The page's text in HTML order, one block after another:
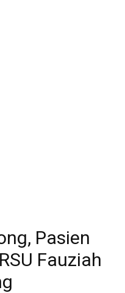
Pasien
Fauziah